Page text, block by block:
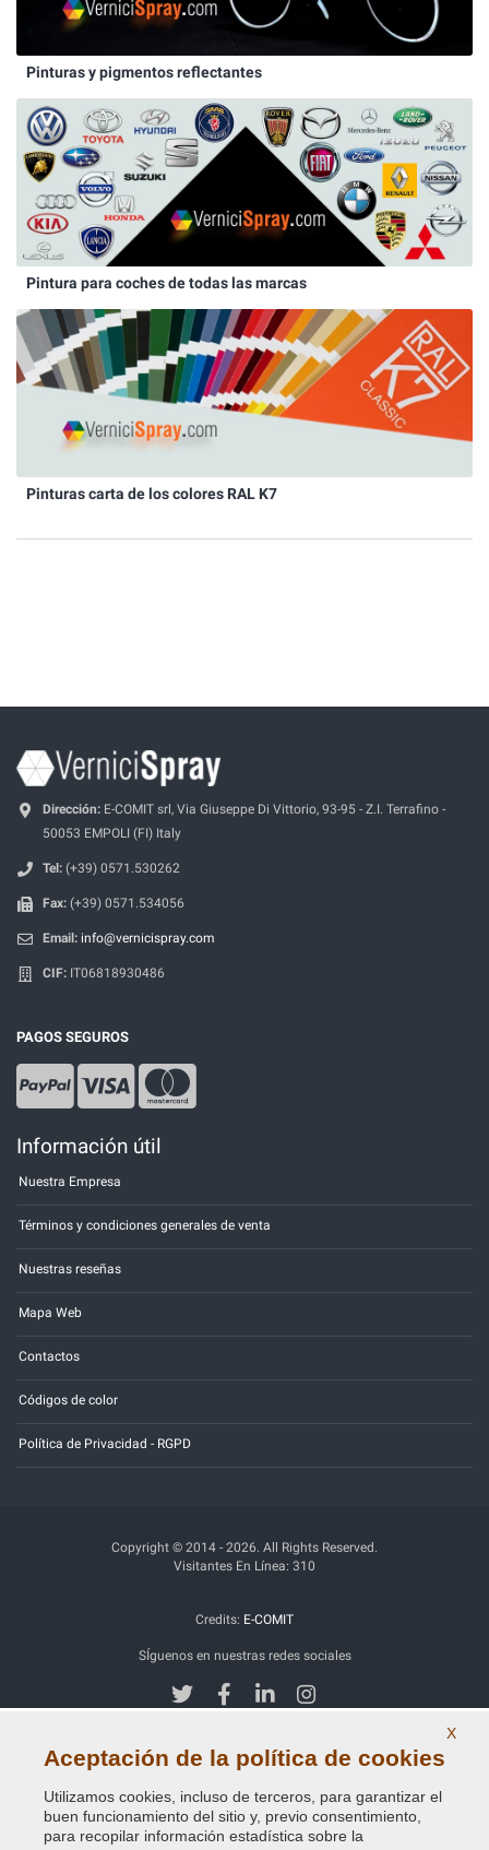
Pinturas y pigmentos reflectantes
Pintura para coches de todas las marcas
Pinturas carta de los colores RAL K7
Dirección: E-COMIT srl, Via Giuseppe Di Vittorio, 93-95 - Z.I. Terrafino -
50053 EMPOLI (FI) Italy
Tel: (+39) 0571.530262
Fax: (+39) 0571.534056
Email: info@vernicispray.com
CIF: IT06818930486
PAGOS SEGUROS
Información útil
Nuestra Empresa
Términos y condiciones generales de venta
Nuestras reseñas
Mapa Web
Contactos
Códigos de color
Política de Privacidad - RGPD
Copyright © 2014 - 2026. All Rights Reserved.
Visitantes En Línea: 310
Credits: E-COMIT
SÍguenos en nuestras redes sociales
X
Aceptación de la política de cookies
Utilizamos cookies, incluso de terceros, para garantizar el
buen funcionamiento del sitio y, previo consentimiento,
para recopilar información estadística sobre la